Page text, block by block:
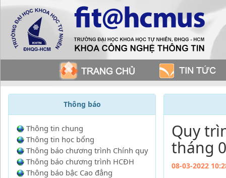
Thông báo
Thông tin chung
Thông tin học bổng
Thông báo chương trình Chính quy
Thông báo chương trình HCĐH
Thông báo bậc Cao đẳng
Quy
tháng
08-03-2022